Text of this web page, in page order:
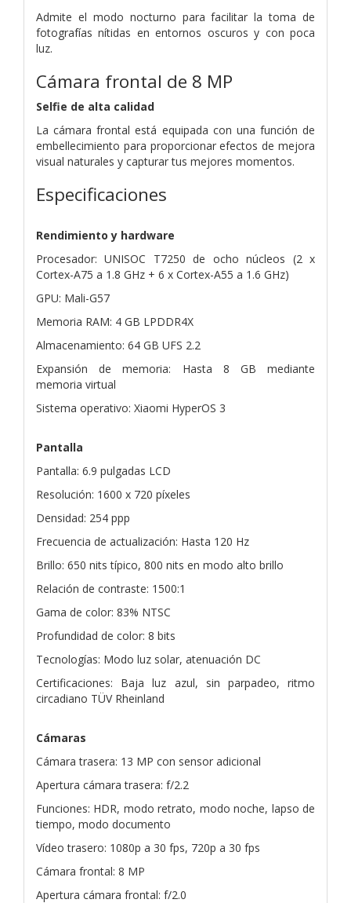
Admite el modo nocturno para facilitar la toma de
fotografías nítidas en entornos oscuros y con poca
luz.
Cámara frontal de 8 MP
Selfie de alta calidad
La cámara frontal está equipada con una función de
embellecimiento para proporcionar efectos de mejora
visual naturales y capturar tus mejores momentos.
Especificaciones
Rendimiento y hardware
Procesador: UNISOC T7250 de ocho núcleos (2 x
Cortex-A75 a 1.8 GHz + 6 x Cortex-A55 a 1.6 GHz)
GPU: Mali-G57
Memoria RAM: 4 GB LPDDR4X
Almacenamiento: 64 GB UFS 2.2
Expansión de memoria: Hasta 8 GB mediante
memoria virtual
Sistema operativo: Xiaomi HyperOS 3
Pantalla
Pantalla: 6.9 pulgadas LCD
Resolución: 1600 x 720 píxeles
Densidad: 254 ppp
Frecuencia de actualización: Hasta 120 Hz
Brillo: 650 nits típico, 800 nits en modo alto brillo
Relación de contraste: 1500:1
Gama de color: 83% NTSC
Profundidad de color: 8 bits
Tecnologías: Modo luz solar, atenuación DC
Certificaciones: Baja luz azul, sin parpadeo, ritmo
circadiano TÜV Rheinland
Cámaras
Cámara trasera: 13 MP con sensor adicional
Apertura cámara trasera: f/2.2
Funciones: HDR, modo retrato, modo noche, lapso de
tiempo, modo documento
Vídeo trasero: 1080p a 30 fps, 720p a 30 fps
Cámara frontal: 8 MP
Apertura cámara frontal: f/2.0